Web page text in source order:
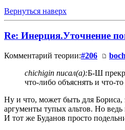
Вернуться наверх
Re: Инерция.Уточнение
Комментарий теории:#206
chichigin писал(а):Б-Ш
что-либо объяснять и что-
Ну и что, может быть для
аргументы тупых альтов. Но
И тот же Буданов просто